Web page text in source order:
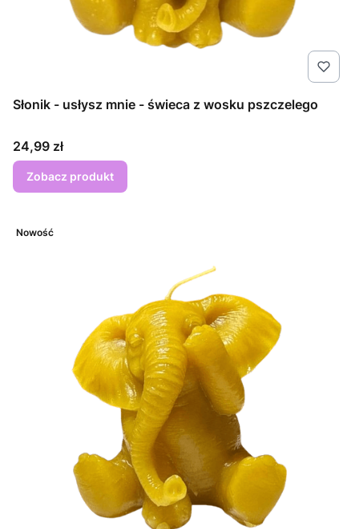
Słonik - usłysz mnie - świeca z wosku pszczelego
Cena
24,99 zł
Zobacz produkt
Nowość